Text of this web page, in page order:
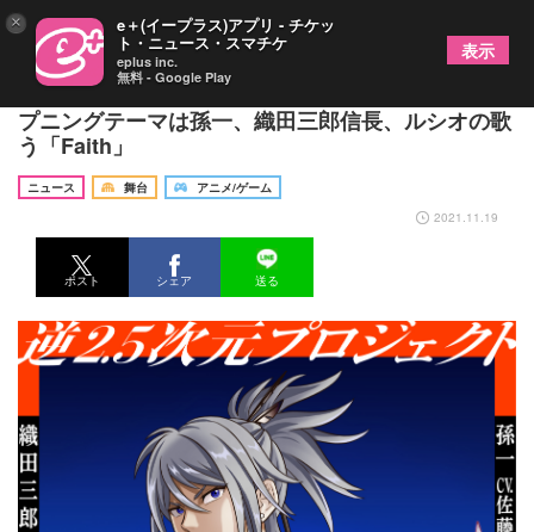
アニメ『錆色のアーマ-黎明-』PV第2弾解禁 オー
プニングテーマは孫一、織田三郎信長、ルシオの歌
う「Faith」
ニュース 舞台
アニメ/ゲーム
2021.11.19
ポスト シェア 送る
× e＋(イープラス)アプリ - チケッ
ト・ニュース・スマチケ
eplus inc.
無料 - Google Play
表示